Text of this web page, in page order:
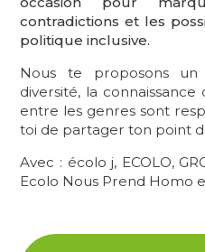
contradictions et les
politique inclusive.
Nous te proposons un
diversité, la
entre les genres sont
toi de partager ton point
Avec : écolo j, ECOLO,
Ecolo Nous Prend Homo